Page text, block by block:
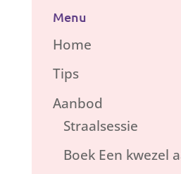
Menu
Home
Tips
Aanbod
Straalsessie
Boek Een kwezel